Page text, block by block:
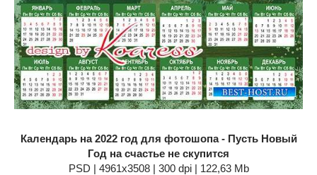
Календарь на 2022 год для фотошопа - Пусть Новый
Год на счастье не скупится
PSD | 4961x3508 | 300 dpi | 122,63 Mb